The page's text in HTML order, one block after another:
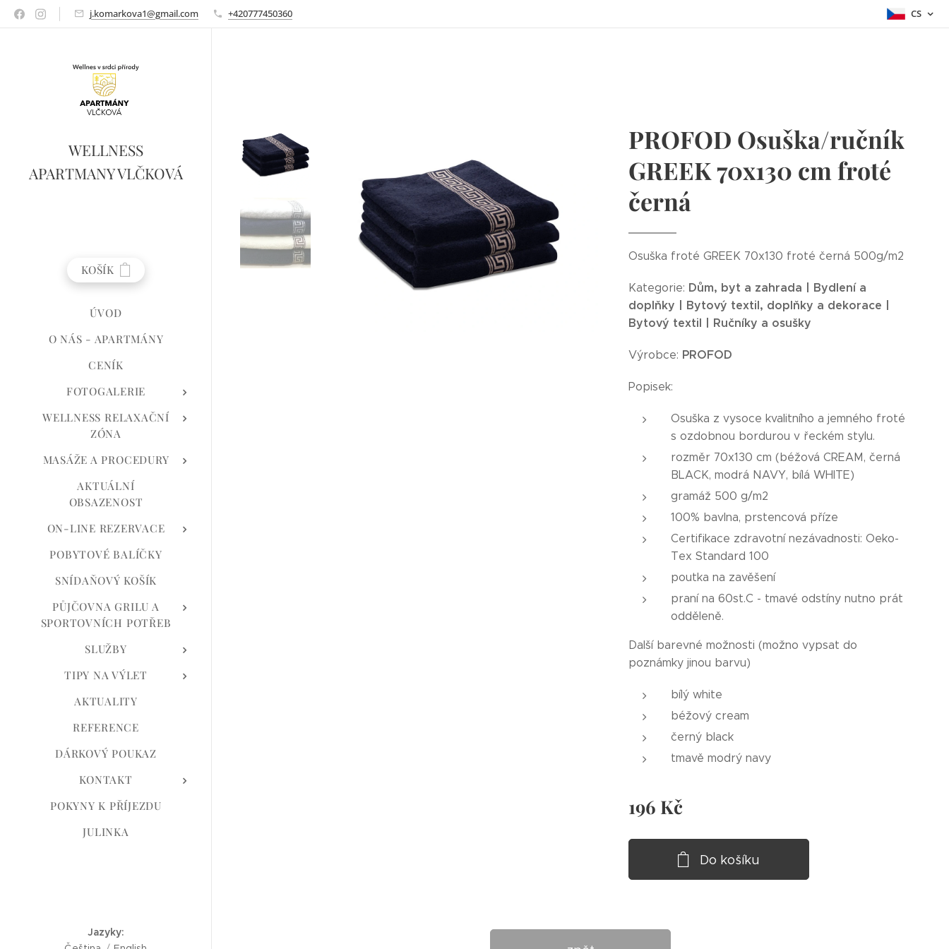
j.komarkova1@gmail.com +420777450360 CS
WELLNESS
APARTMANY VLČKOVÁ
KOŠÍK
ÚVOD
O NÁS - APARTMÁNY
CENÍK
FOTOGALERIE
WELLNESS RELAXAČNÍ
ZÓNA
MASÁŽE A PROCEDURY
AKTUÁLNÍ
OBSAZENOST
ON-LINE REZERVACE
POBYTOVÉ BALÍČKY
SNÍDAŇOVÝ KOŠÍK
PŮJČOVNA GRILU A
SPORTOVNÍCH POTŘEB
SLUŽBY
TIPY NA VÝLET
AKTUALITY
REFERENCE
DÁRKOVÝ POUKAZ
KONTAKT
POKYNY K PŘÍJEZDU
JULINKA
PROFOD Osuška/ručník
GREEK 70x130 cm froté
černá
Osuška froté GREEK 70x130 froté černá 500g/m2
Kategorie: Dům, byt a zahrada | Bydlení a
doplňky | Bytový textil, doplňky a dekorace |
Bytový textil | Ručníky a osušky
Výrobce: PROFOD
Popisek:
Osuška z vysoce kvalitního a jemného froté
s ozdobnou bordurou v řeckém stylu.
rozměr 70x130 cm (béžová CREAM, černá
BLACK, modrá NAVY, bílá WHITE)
gramáž 500 g/m2
100% bavlna, prstencová příze
Certifikace zdravotní nezávadnosti: Oeko-
Tex Standard 100
poutka na zavěšení
praní na 60st.C - tmavé odstíny nutno prát
odděleně.
Další barevné možnosti (možno vypsat do
poznámky jinou barvu)
bílý white
béžový cream
černý black
tmavě modrý navy
196 Kč
Do košíku
Jazyky